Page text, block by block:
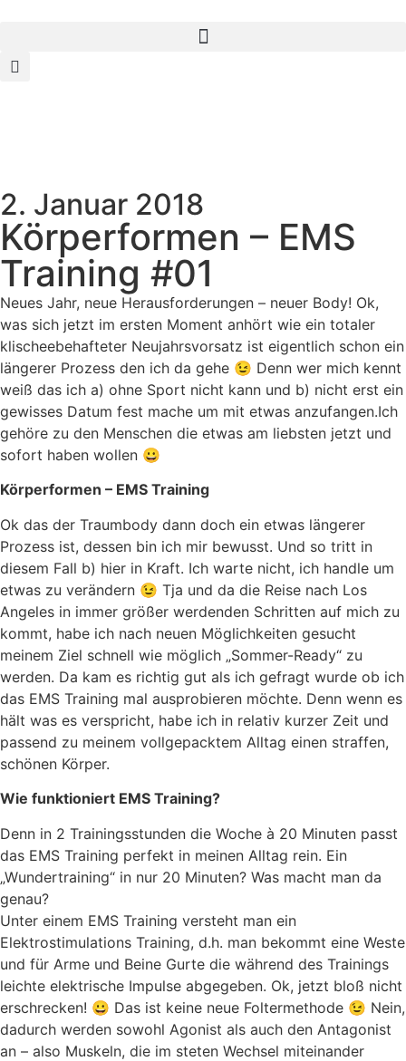
2. Januar 2018
Körperformen – EMS
Training #01
Neues Jahr, neue Herausforderungen – neuer Body! Ok,
was sich jetzt im ersten Moment anhört wie ein totaler
klischeebehafteter Neujahrsvorsatz ist eigentlich schon ein
längerer Prozess den ich da gehe 😉 Denn wer mich kennt
weiß das ich a) ohne Sport nicht kann und b) nicht erst ein
gewisses Datum fest mache um mit etwas anzufangen.Ich
gehöre zu den Menschen die etwas am liebsten jetzt und
sofort haben wollen 😀
Körperformen – EMS Training
Ok das der Traumbody dann doch ein etwas längerer
Prozess ist, dessen bin ich mir bewusst. Und so tritt in
diesem Fall b) hier in Kraft. Ich warte nicht, ich handle um
etwas zu verändern 😉 Tja und da die Reise nach Los
Angeles in immer größer werdenden Schritten auf mich zu
kommt, habe ich nach neuen Möglichkeiten gesucht
meinem Ziel schnell wie möglich „Sommer-Ready“ zu
werden. Da kam es richtig gut als ich gefragt wurde ob ich
das EMS Training mal ausprobieren möchte. Denn wenn es
hält was es verspricht, habe ich in relativ kurzer Zeit und
passend zu meinem vollgepacktem Alltag einen straffen,
schönen Körper.
Wie funktioniert EMS Training?
Denn in 2 Trainingsstunden die Woche à 20 Minuten passt
das EMS Training perfekt in meinen Alltag rein. Ein
„Wundertraining“ in nur 20 Minuten? Was macht man da
genau?
Unter einem EMS Training versteht man ein
Elektrostimulations Training, d.h. man bekommt eine Weste
und für Arme und Beine Gurte die während des Trainings
leichte elektrische Impulse abgegeben. Ok, jetzt bloß nicht
erschrecken! 😀 Das ist keine neue Foltermethode 😉 Nein,
dadurch werden sowohl Agonist als auch den Antagonist
an – also Muskeln, die im steten Wechsel miteinander